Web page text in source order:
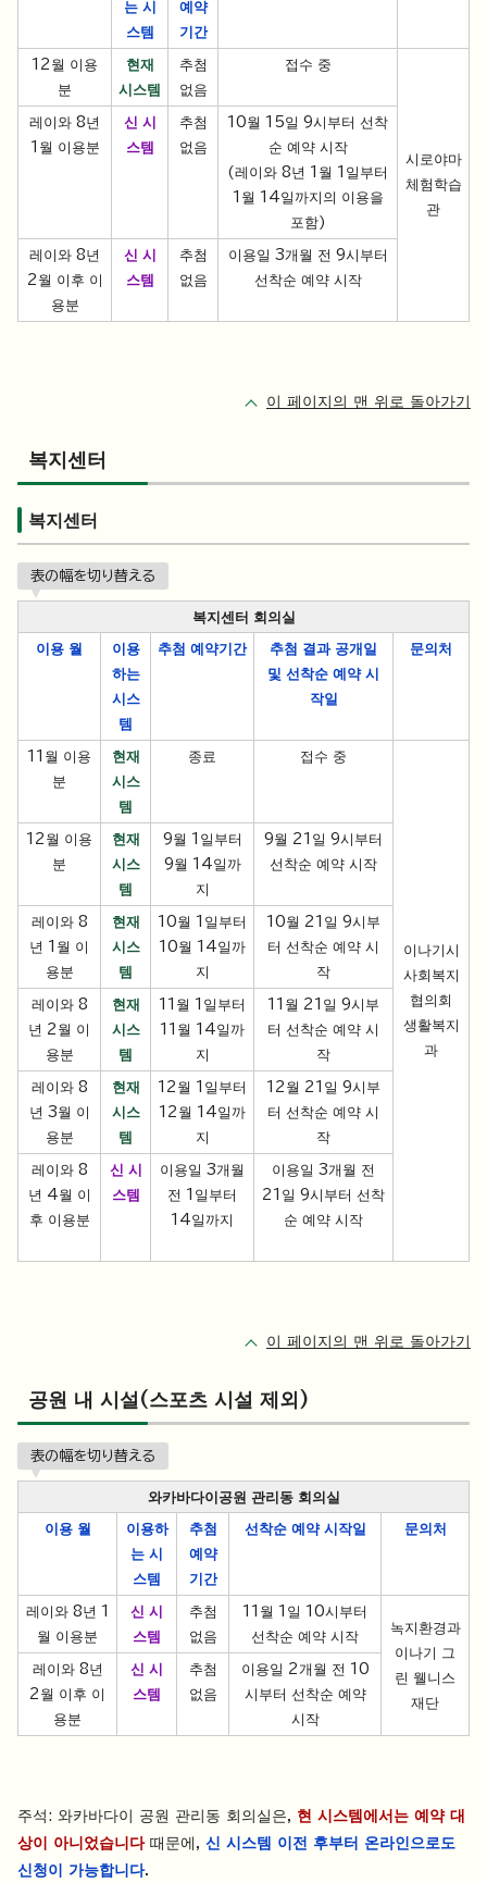
는 시
스템
예약
기간
12월 이용
분
현재
시스템
추첨
없음
접수 중
시로야마
체험학습
관
레이와 8년
1월 이용분
신 시
스템
추첨
없음
10월 15일 9시부터 선착
순 예약 시작
(레이와 8년 1월 1일부터
1월 14일까지의 이용을
포함)
레이와 8년
2월 이후 이
용분
신 시
스템
추첨
없음
이용일 3개월 전 9시부터
선착순 예약 시작
이 페이지의 맨 위로 돌아가기
복지센터
복지센터
表の幅を切り替える
복지센터 회의실
이용 월
이용
하는
시스
템
추첨 예약기간
추첨 결과 공개일
및 선착순 예약 시
작일
문의처
11월 이용
분
현재
시스
템
종료 접수 중
이나기시
사회복지
협의회
생활복지
과
12월 이용
분
현재
시스
템
9월 1일부터
9월 14일까
지
9월 21일 9시부터
선착순 예약 시작
레이와 8
년 1월 이
용분
현재
시스
템
10월 1일부터
10월 14일까
지
10월 21일 9시부
터 선착순 예약 시
작
레이와 8
년 2월 이
용분
현재
시스
템
11월 1일부터
11월 14일까
지
11월 21일 9시부
터 선착순 예약 시
작
레이와 8
년 3월 이
용분
현재
시스
템
12월 1일부터
12월 14일까
지
12월 21일 9시부
터 선착순 예약 시
작
레이와 8
년 4월 이
후 이용분
신 시
스템
이용일 3개월
전 1일부터
14일까지
이용일 3개월 전
21일 9시부터 선착
순 예약 시작
이 페이지의 맨 위로 돌아가기
공원 내 시설(스포츠 시설 제외)
表の幅を切り替える
와카바다이공원 관리동 회의실
이용 월
이용하
는 시
스템
추첨
예약
기간
선착순 예약 시작일 문의처
레이와 8년 1
월 이용분
신 시
스템
추첨
없음
11월 1일 10시부터
선착순 예약 시작
녹지환경과
이나기 그
린 웰니스
재단
레이와 8년
2월 이후 이
용분
신 시
스템
추첨
없음
이용일 2개월 전 10
시부터 선착순 예약
시작
주석: 와카바다이 공원 관리동 회의실은, 현 시스템에서는 예약 대
상이 아니었습니다때문에, 신 시스템 이전 후부터 온라인으로도
신청이 가능합니다.